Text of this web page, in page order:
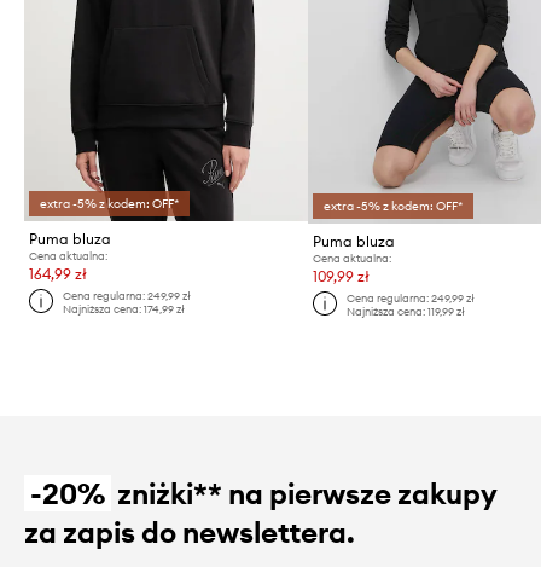
extra -5% z kodem: OFF*
Puma bluza
Cena aktualna:
164,99 zł
Cena regularna:249,99 zł
Najniższa cena:174,99 zł
extra -5% z kodem: OFF*
Puma bluza
Cena aktualna:
109,99 zł
Cena regularna: 249,99 zł
Najniższa cena: 119,99 zł
-20% zniżki** na pierwsze zakupy
za zapis do newslettera.